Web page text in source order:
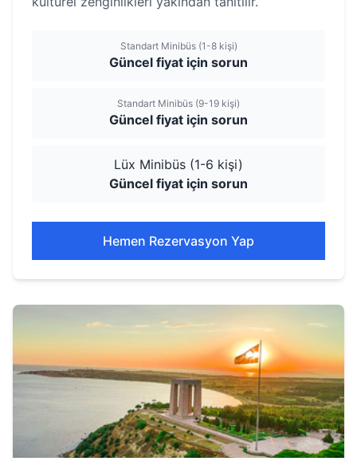
Standart Minibüs (1-8 kişi)
Güncel fiyat için sorun
Standart Minibüs (9-19 kişi)
Güncel fiyat için sorun
Lüx Minibüs (1-6 kişi)
Güncel fiyat için sorun
Hemen Rezervasyon Yap